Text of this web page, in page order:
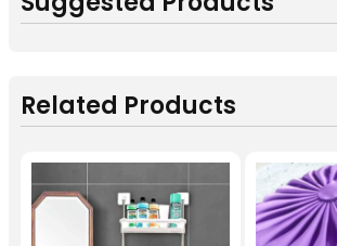
Related Products